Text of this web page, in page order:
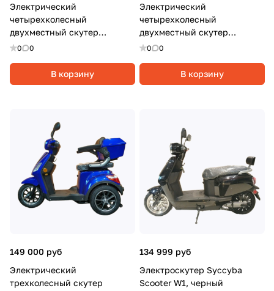
Электрический
четырехколесный
двухместный скутер
Syccyba 4rike X2, 1000Вт, 20
0 0
В корзину
Электрический
четырехколесный
двухместный скутер
Syccyba 4rike X2, 1000Вт, 20
0 0
В корзину
149 000 руб
Электрический
трехколесный скутер
134 999 руб
Электроскутер Syccyba
Scooter W1, черный